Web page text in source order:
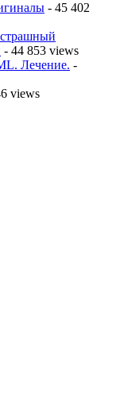
- 45 402
- 44 853 views
Лечение. -
views